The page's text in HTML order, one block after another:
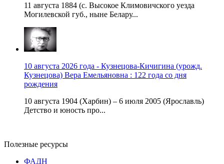
11 августа 1884 (с. Высокое Климовичского уезда
Могилевской губ., ныне Белару...
10 августа 2026 года - Кузнецова-Кичигина (урожд.
Кузнецова) Вера Емельяновна : 122 года со дня
рождения
10 августа 1904 (Харбин) – 6 июля 2005 (Ярославль)
Детство и юность про...
Полезные ресурсы
ФАДН